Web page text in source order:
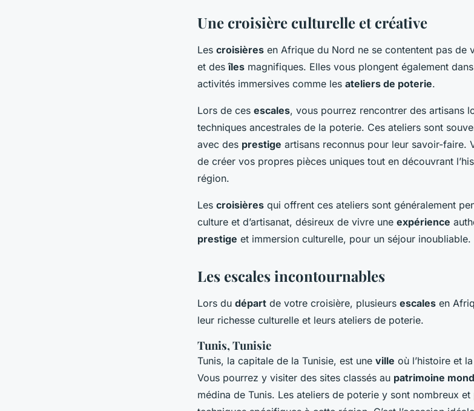
Une croisière culturelle et créative
Les croisières en Afrique du Nord ne se contentent pas de
et desîles magnifiques. Elles vous plongent également
activités immersives comme les ateliers de poterie.
Lors de ces escales, vous pourrez rencontrer des artisans
techniques ancestrales de la poterie. Ces ateliers sont
avec des prestige artisans reconnus pour leur savoir-faire.
de créer vos propres pièces uniques tout en découvrant
région.
Les croisières qui offrent ces ateliers sont généralement
culture et d’artisanat, désireux de vivre une expérience
prestige et immersion culturelle, pour un séjour inoubliable.
Les escales incontournables
Lors du départ de votre croisière, plusieurs escales en
leur richesse culturelle et leurs ateliers de poterie.
Tunis, Tunisie
Tunis, la capitale de la Tunisie, est une ville où l’histoire et
Vous pourrez y visiter des sites classés au patrimoine
médina de Tunis. Les ateliers de poterie y sont nombreux